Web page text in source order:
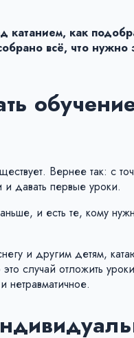
катанием, как
всё, что нужно
Вернее так: с
давать первые уроки.
и есть те, кому
и другим детям,
случай отложить
нетравматичное.